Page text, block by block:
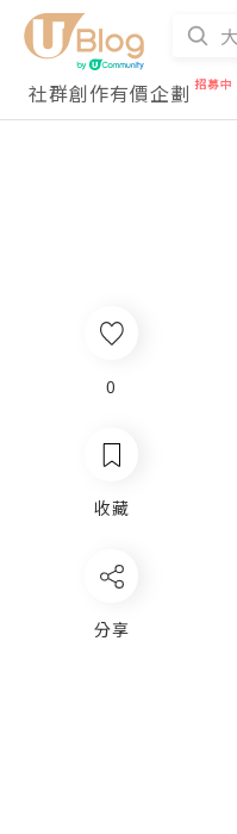
社群創作有價企劃
0
收藏
分享